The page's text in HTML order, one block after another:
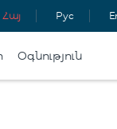
Հայ Рус
Օգնություն